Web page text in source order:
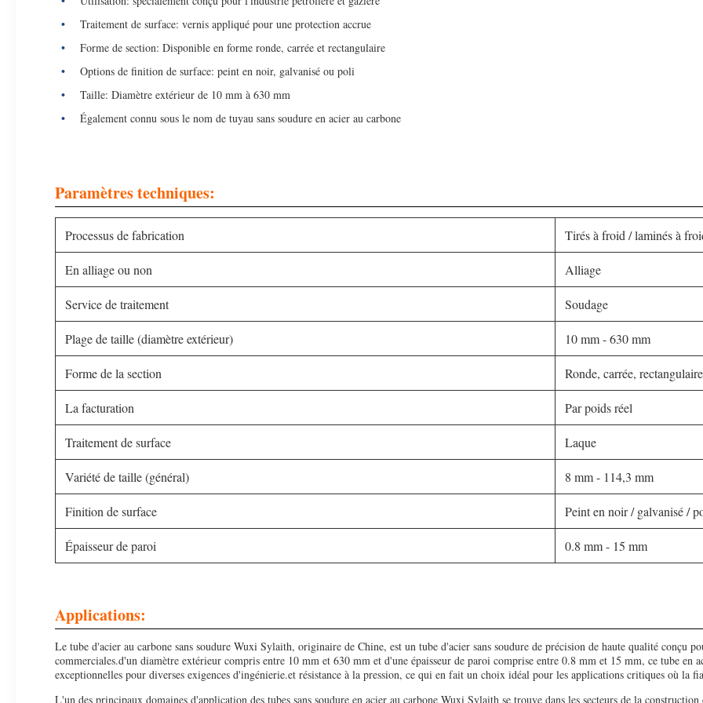
Traitement de surface: vernis appliqué pour une protection accrue
Forme de section: Disponible en forme ronde, carrée et rectangulaire
Options de finition de surface: peint en noir, galvanisé ou poli
Taille: Diamètre extérieur de 10 mm à 630 mm
Également connu sous le nom de tuyau sans soudure en acier au carbone
Paramètres techniques:
Processus de fabrication Tirés à froid / laminés à
En alliage ou non Alliage
Service de traitement Soudage
Plage de taille (diamètre extérieur) 10 mm - 630 mm
Forme de la section Ronde, carrée, rectangulaire
La facturation Par poids réel
Traitement de surface Laque
Variété de taille (général) 8 mm - 114,3 mm
Finition de surface Peint en noir / galvanisé /
Épaisseur de paroi 0.8 mm - 15 mm
Applications:
Le tube d'acier au carbone sans soudure Wuxi Sylaith, originaire de Chine, est un tube d'acier sans soudure de précision de haute qualité conçu
commerciales.d'un diamètre extérieur compris entre 10 mm et 630 mm et d'une épaisseur de paroi comprise entre 0.8 mm et 15 mm, ce tube en
exceptionnelles pour diverses exigences d'ingénierie.et résistance à la pression, ce qui en fait un choix idéal pour les applications critiques où la
L'un des principaux domaines d'application des tubes sans soudure en acier au carbone Wuxi Sylaith se trouve dans les secteurs de la